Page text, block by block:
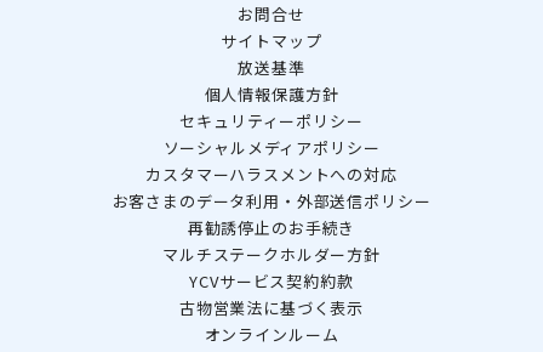
お問合せ
サイトマップ
放送基準
個人情報保護方針
セキュリティーポリシー
ソーシャルメディアポリシー
カスタマーハラスメントへの対応
お客さまのデータ利用・外部送信ポリシー
再勧誘停止のお手続き
マルチステークホルダー方針
YCVサービス契約約款
古物営業法に基づく表示
オンラインルーム